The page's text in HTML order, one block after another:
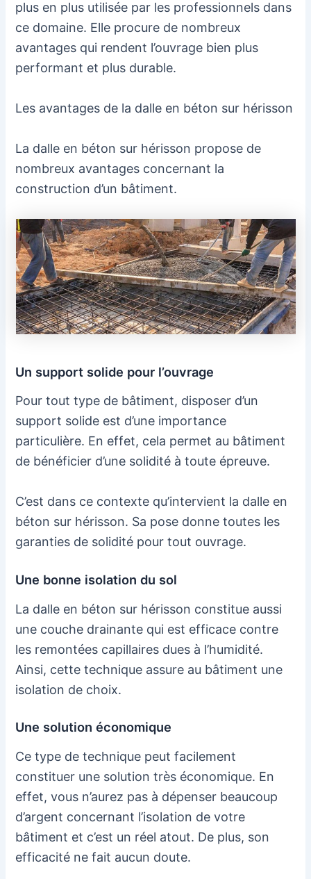
plus en plus utilisée par les professionnels dans
ce domaine. Elle procure de nombreux
avantages qui rendent l’ouvrage bien plus
performant et plus durable.
Les avantages de la dalle en béton sur hérisson
La dalle en béton sur hérisson propose de
nombreux avantages concernant la
construction d’un bâtiment.
Un support solide pour l’ouvrage
Pour tout type de bâtiment, disposer d’un
support solide est d’une importance
particulière. En effet, cela permet au bâtiment
de bénéficier d’une solidité à toute épreuve.
C’est dans ce contexte qu’intervient la dalle en
béton sur hérisson. Sa pose donne toutes les
garanties de solidité pour tout ouvrage.
Une bonne isolation du sol
La dalle en béton sur hérisson constitue aussi
une couche drainante qui est efficace contre
les remontées capillaires dues à l’humidité.
Ainsi, cette technique assure au bâtiment une
isolation de choix.
Une solution économique
Ce type de technique peut facilement
constituer une solution très économique. En
effet, vous n’aurez pas à dépenser beaucoup
d’argent concernant l’isolation de votre
bâtiment et c’est un réel atout. De plus, son
efficacité ne fait aucun doute.